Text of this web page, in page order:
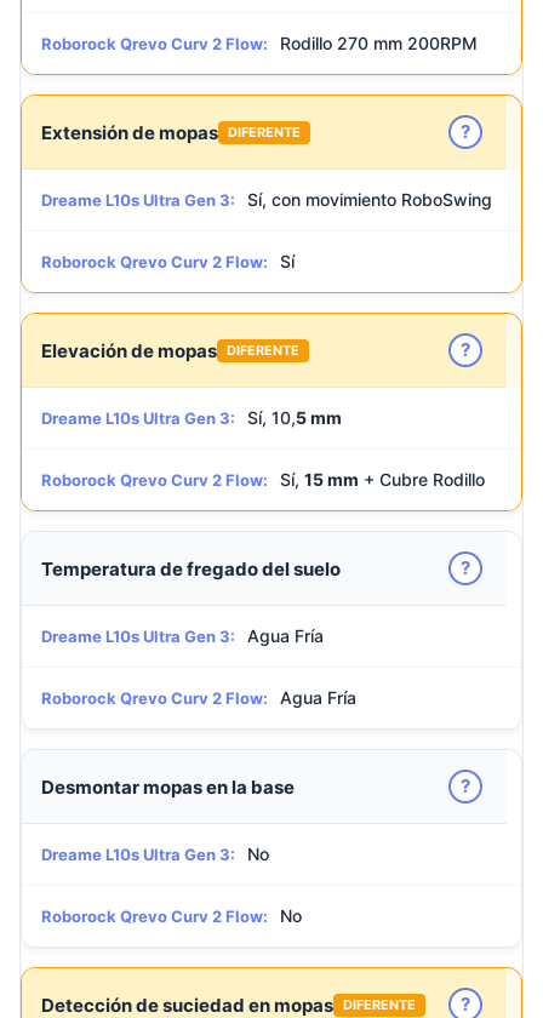
Roborock Qrevo Curv 2 Flow: Rodillo 270 mm 200RPM
Extensión de mopas DIFERENTE ?
Dreame L10s Ultra Gen 3: Sí, con movimiento RoboSwing
Roborock Qrevo Curv 2 Flow: Sí
Elevación de mopas DIFERENTE ?
Dreame L10s Ultra Gen 3: Sí, 10,5 mm
Roborock Qrevo Curv 2 Flow: Sí, 15 mm + Cubre Rodillo
Temperatura de fregado del suelo ?
Dreame L10s Ultra Gen 3: Agua Fría
Roborock Qrevo Curv 2 Flow: Agua Fría
Desmontar mopas en la base ?
Dreame L10s Ultra Gen 3: No
Roborock Qrevo Curv 2 Flow: No
Detección de suciedad en mopas DIFERENTE ?